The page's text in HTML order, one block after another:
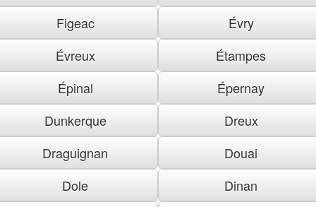
Figeac
Évry
Évreux
Étampes
Épinal
Épernay
Dunkerque
Dreux
Draguignan
Douai
Dole
Dinan